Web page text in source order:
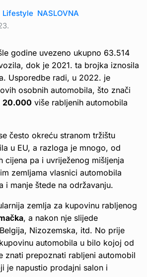
Lifestyle NASLOVNA
godine uvezeno ukupno 63.514
dok je 2021. ta brojka iznosila
Usporedbe radi, u 2022. je
osobnih automobila, što znači
20.000 više rabljenih automobila
često okreću stranom tržištu
u EU, a razloga je mnogo, od
cijena pa i uvriježenog mišljenja
zemljama vlasnici automobila
i manje štede na održavanju.
zemlja za kupovinu rabljenog
, a nakon nje slijede
Nizozemska, itd. No prije
automobila u bilo kojoj od
znati prepoznati rabljeni automobil
je napustio prodajni salon i